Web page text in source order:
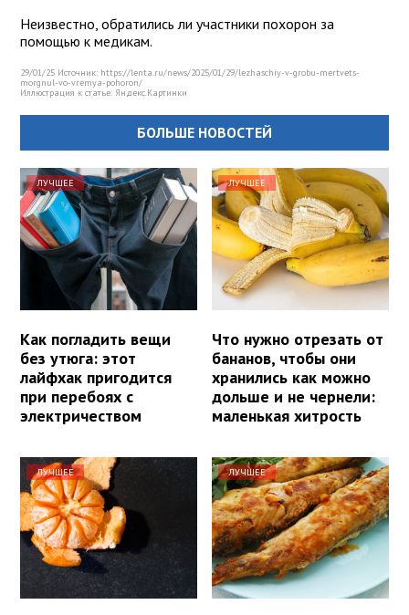
Неизвестно, обратились ли участники похорон за
помощью к медикам.
29/01/25 Источник: https://lenta.ru/news/2025/01/29/lezhaschiy-v-grobu-mertvets-
morgnul-vo-vremya-pohoron/
Иллюстрация к статье: Яндекс.Картинки
БОЛЬШЕ НОВОСТЕЙ
ЛУЧШЕЕ
Как погладить вещи
без утюга: этот
лайфхак пригодится
при перебоях с
электричеством
ЛУЧШЕЕ
Что нужно отрезать от
бананов, чтобы они
хранились как можно
дольше и не чернели:
маленькая хитрость
ЛУЧШЕЕ ЛУЧШЕЕ